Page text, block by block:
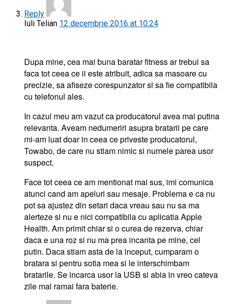
Reply
Iuli Telian 12 decembrie 2016 at 10:24
Dupa mine, cea mai buna baratar fitness ar trebui sa
faca tot ceea ce ii este atribuit, adica sa masoare cu
precizie, sa afiseze corespunzator si sa fie compatibila
cu telefonul ales.
In cazul meu am vazut ca producatorul avea mai putina
relevanta. Aveam nedumeriri asupra bratarii pe care
mi-am luat doar in ceea ce priveste producatorul,
Towabo, de care nu stiam nimic si numele parea usor
suspect.
Face tot ceea ce am mentionat mai sus, imi comunica
atunci cand am apeluri sau mesaje. Problema e ca nu
pot sa ajustez din setari daca vreau sau nu sa ma
alerteze si nu e nici compatibila cu aplicatia Apple
Health. Am primit chiar si o curea de rezerva, chiar
daca e una roz si nu ma prea incanta pe mine, cel
putin. Daca stiam asta de la inceput, cumparam o
bratara si pentru sotia mea si le interschimbam
bratarile. Se incarca usor la USB si abia in vreo cateva
zile mai ramai fara baterie.